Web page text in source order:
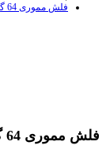
فلش مموری 64 گیگ ایرباس 320 – Airbus 320 Flash Memory 64 G
فلش مموری 64 گیگ ایرباس 320 – Airbus 320 Flash Memory 64 G